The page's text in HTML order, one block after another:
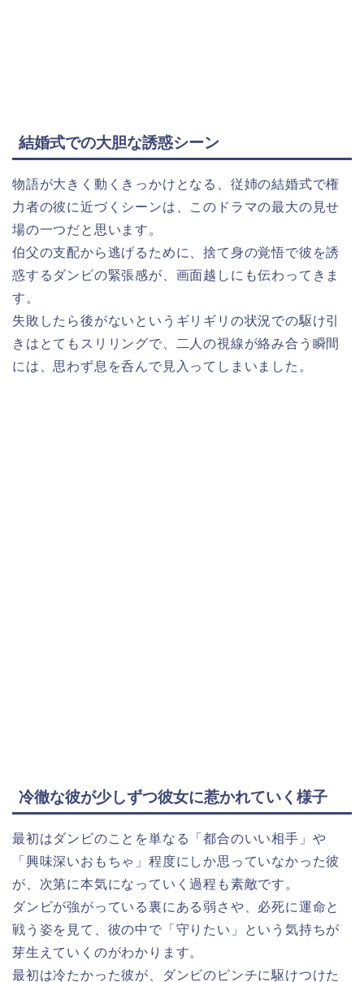
結婚式での大胆な誘惑シーン
物語が大きく動くきっかけとなる、従姉の結婚式で権
力者の彼に近づくシーンは、このドラマの最大の見せ
場の一つだと思います。
伯父の支配から逃げるために、捨て身の覚悟で彼を誘
惑するダンビの緊張感が、画面越しにも伝わってきま
す。
失敗したら後がないというギリギリの状況での駆け引
きはとてもスリリングで、二人の視線が絡み合う瞬間
には、思わず息を呑んで見入ってしまいました。
冷徹な彼が少しずつ彼女に惹かれていく様子
最初はダンビのことを単なる「都合のいい相手」や
「興味深いおもちゃ」程度にしか思っていなかった彼
が、次第に本気になっていく過程も素敵です。
ダンビが強がっている裏にある弱さや、必死に運命と
戦う姿を見て、彼の中で「守りたい」という気持ちが
芽生えていくのがわかります。
最初は冷たかった彼が、ダンビのピンチに駆けつけた